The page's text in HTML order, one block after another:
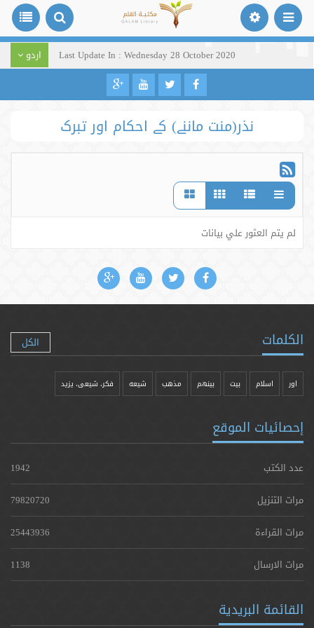
Last Update In : Wednesday 28 October 2020 اردو
نذر(منت ماننے) کے احکام اور تبرک
لم يتم العثور علي بيانات
الكلمات الكل
اور اسلام بیت بينهم مذهب شيعه فکر، شیعی، یزيد
إحصائيات الموقع
عدد الكتب
1942
مرات التنزيل
79820720
مرات القراءة
25443936
مرات الارسال
1138
القائمة البريدية